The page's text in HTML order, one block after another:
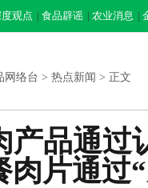
观点 | 食品辟谣 | 农业消息 |
网络台 > 热点新闻 > 正文
产品通过
肉片通过